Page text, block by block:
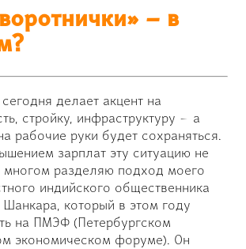
– в
делает акцент на
стройку, инфраструктуру – а
рабочие руки будет сохраняться.
зарплат эту ситуацию не
многом разделяю подход моего
индийского общественника
который в этом году
на ПМЭФ (Петербургском
экономическом форуме). Он